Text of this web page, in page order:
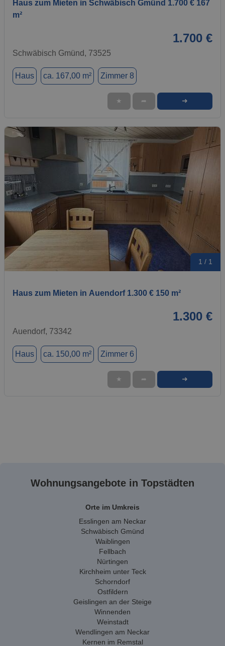
Haus zum Mieten in Schwäbisch Gmünd 1.700 € 167
m²
1.700 €
Schwäbisch Gmünd, 73525
Haus ca. 167,00 m² Zimmer 8
★ ➦ ➜
1 / 1
Haus zum Mieten in Auendorf 1.300 € 150 m²
1.300 €
Auendorf, 73342
Haus ca. 150,00 m² Zimmer 6
★ ➦ ➜
Wohnungsangebote in Topstädten
Orte im Umkreis
Esslingen am Neckar
Schwäbisch Gmünd
Waiblingen
Fellbach
Nürtingen
Kirchheim unter Teck
Schorndorf
Ostfildern
Geislingen an der Steige
Winnenden
Weinstadt
Wendlingen am Neckar
Kernen im Remstal